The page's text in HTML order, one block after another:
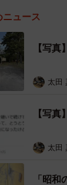
ニュース
【写
太田
【写
太田
「昭